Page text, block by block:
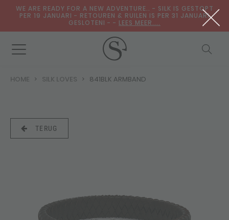
WE ARE READY FOR A NEW ADVENTURE.. - SILK IS GESTOPT
PER 19 JANUARI - RETOUREN & RUILEN IS PER 31 JANUARI
GESLOTENI - - LEES MEER....
HOME SILK LOVES 841BLK ARMBAND
TERUG